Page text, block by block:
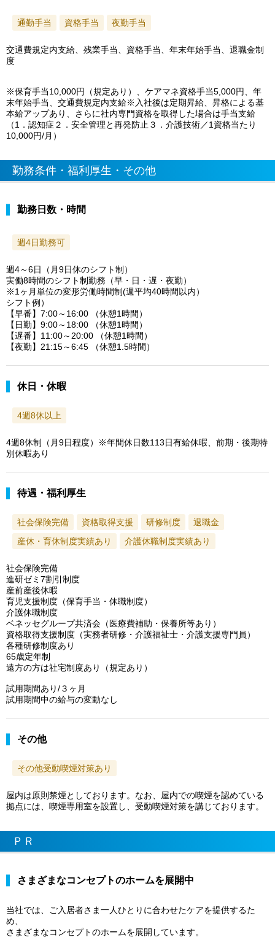
通勤手当 資格手当 夜勤手当
交通費規定内支給、残業手当、資格手当、年末年始手当、退職金制
度
※保育手当10,000円（規定あり）、ケアマネ資格手当5,000円、年
末年始手当、交通費規定内支給※入社後は定期昇給、昇格による基
本給アップあり、さらに社内専門資格を取得した場合は手当支給
（1．認知症２．安全管理と再発防止３．介護技術／1資格当たり
10,000円/月）
勤務条件・福利厚生・その他
勤務日数・時間
週4日勤務可
週4～6日（月9日休のシフト制）
実働8時間のシフト制勤務（早・日・遅・夜勤）
※1ヶ月単位の変形労働時間制(週平均40時間以内）
シフト例）
【早番】7:00～16:00 （休憩1時間）
【日勤】9:00～18:00 （休憩1時間）
【遅番】11:00～20:00 （休憩1時間）
【夜勤】21:15～6:45 （休憩1.5時間）
休日・休暇
4週8休以上
4週8休制（月9日程度）※年間休日数113日有給休暇、前期・後期特
別休暇あり
待遇・福利厚生
社会保険完備 資格取得支援 研修制度
退職金
産休・育休制度実績あり
介護休職制度実績あり
社会保険完備
進研ゼミ7割引制度
産前産後休暇
育児支援制度（保育手当・休職制度）
介護休職制度
ベネッセグループ共済会（医療費補助・保養所等あり）
資格取得支援制度（実務者研修・介護福祉士・介護支援専門員）
各種研修制度あり
65歳定年制
遠方の方は社宅制度あり（規定あり）
試用期間あり/３ヶ月
試用期間中の給与の変動なし
その他
その他受動喫煙対策あり
屋内は原則禁煙としております。なお、屋内での喫煙を認めている
拠点には、喫煙専用室を設置し、受動喫煙対策を講じております。
ＰＲ
さまざまなコンセプトのホームを展開中
当社では、ご入居者さま一人ひとりに合わせたケアを提供するた
め、
さまざまなコンセプトのホームを展開しています。